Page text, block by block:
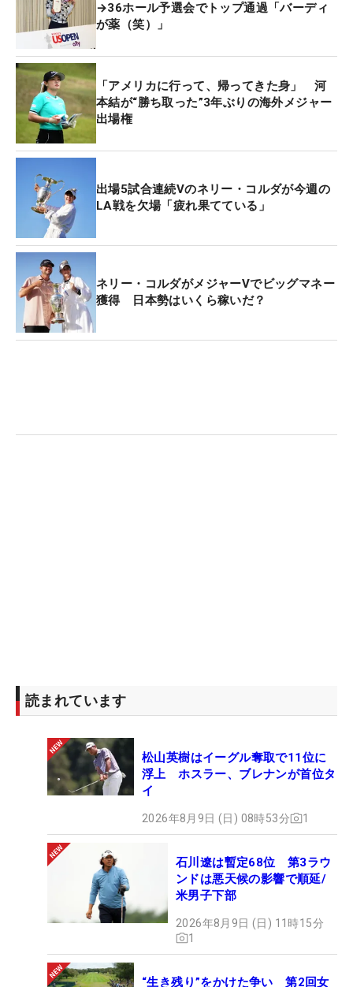
→36ホール予選会でトップ通過「バーディ
が薬（笑）」
「アメリカに行って、帰ってきた身」 河
本結が“勝ち取った”3年ぶりの海外メジャー
出場権
出場5試合連続Vのネリー・コルダが今週の
LA戦を欠場「疲れ果てている」
ネリー・コルダがメジャーVでビッグマネー
獲得 日本勢はいくら稼いだ？
読まれています
松山英樹はイーグル奪取で11位に
浮上 ホスラー、ブレナンが首位タ
イ
2026年8月9日 (日) 08時53分 1
石川遼は暫定68位 第3ラウ
ンドは悪天候の影響で順延/
米男子下部
2026年8月9日 (日) 11時15分
1
“生き残り”をかけた争い 第2回女